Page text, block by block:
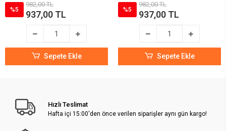
%5
982,00 TL
937,00 TL
Sepete Ekle
%5
982,00 TL
937,00 TL
Sepete Ekle
Hızlı Teslimat
Hafta içi 15:00'den önce verilen siparişler aynı gün kargo!